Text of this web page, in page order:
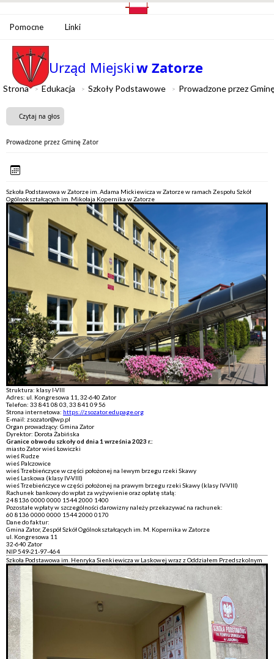
Pomocne Linki
Urząd Miejskiw Zatorze
Strona Edukacja Szkoły Podstawowe Prowadzone przez
Czytaj na głos
Prowadzone przez Gminę Zator
Szkoła Podstawowa w Zatorze im. Adama Mickiewicza w Zatorze w ramach Zespołu Szkół
Ogólnokształcących im. Mikołaja Kopernika w Zatorze
Struktura: klasy I-VIII
Adres: ul. Kongresowa 11, 32-640 Zator
Telefon: 33 841 08 03, 33 841 09 56
Strona internetowa: https://zsozator.edupage.org
E-mail: zsozator@wp.pl
Organ prowadzący: Gmina Zator
Dyrektor: Dorota Żabińska
Granice obwodu szkoły od dnia 1 września 2023 r.:
miasto Zator wieś Łowiczki
wieś Rudze
wieś Palczowice
wieś Trzebieńczyce w części położonej na lewym brzegu rzeki Skawy
wieś Laskowa (klasy IV-VIII)
wieś Trzebieńczyce w części położonej na prawym brzegu rzeki Skawy (klasy IV-VIII)
Rachunek bankowy do wpłat za wyżywienie oraz opłatę stałą:
24 8136 0000 0000 1544 2000 1400
Pozostałe wpłaty w szczególności darowizny należy przekazywać na rachunek:
60 8136 0000 0000 1544 2000 0170
Dane do faktur:
Gmina Zator, Zespół Szkół Ogólnokształcących im. M. Kopernika w Zatorze
ul. Kongresowa 11
32-640 Zator
NIP 549-21-97-464
Szkoła Podstawowa im. Henryka Sienkiewicza w Laskowej wraz z Oddziałem Przedszkolnym